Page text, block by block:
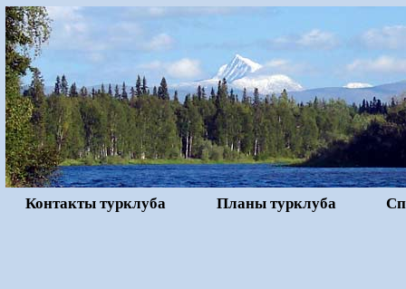
Контакты турклуба Планы турклуба